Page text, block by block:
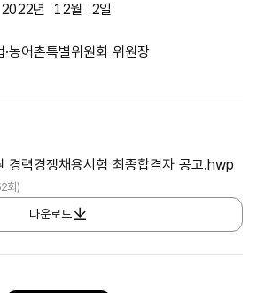
2022년 12월 2일
·농어촌특별위원회 위원장
경력경쟁채용시험 최종합격자 공고.hwp
회)
다운로드